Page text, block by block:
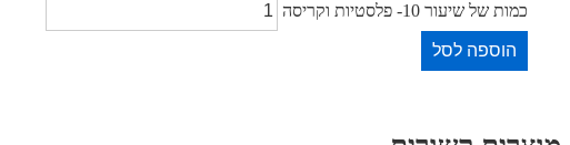
כמות של שיעור 10- פלסטיות וקריסה
הוספה לסל